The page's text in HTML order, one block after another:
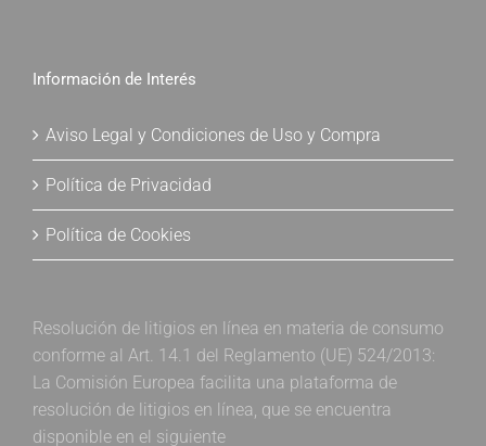
Información de Interés
Aviso Legal y Condiciones de Uso y Compra
Política de Privacidad
Política de Cookies
Resolución de litigios en línea en materia de consumo
conforme al Art. 14.1 del Reglamento (UE) 524/2013:
La Comisión Europea facilita una plataforma de
resolución de litigios en línea, que se encuentra
disponible en el siguiente